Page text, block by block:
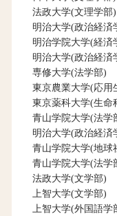
法政大学(文理学
明治大学(政治経
明治学院大学(経
明治大学(政治経
専修大学(法学部)
東京農業大学(応
東京薬科大学(生
青山学院大学(法
明治大学(政治経
青山学院大学(地
青山学院大学(法
法政大学(文学部)
上智大学(文学部)
上智大学(外国語